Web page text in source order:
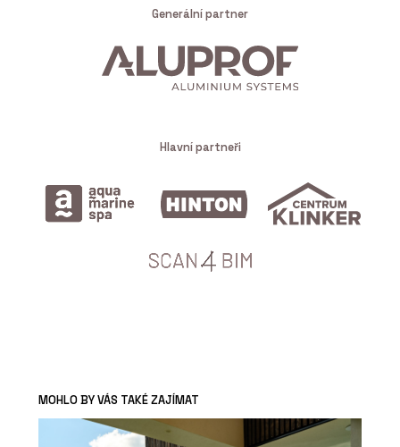
Generální partner
Hlavní partneři
MOHLO BY VÁS TAKÉ ZAJÍMAT